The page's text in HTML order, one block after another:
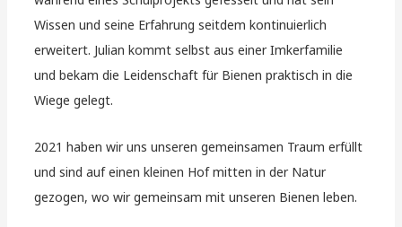
Wissen und seine Erfahrung seitdem kontinuierlich
erweitert. Julian kommt selbst aus einer Imkerfamilie
und bekam die Leidenschaft für Bienen praktisch in die
Wiege gelegt.
2021 haben wir uns unseren gemeinsamen Traum erfüllt
und sind auf einen kleinen Hof mitten in der Natur
gezogen, wo wir gemeinsam mit unseren Bienen leben.